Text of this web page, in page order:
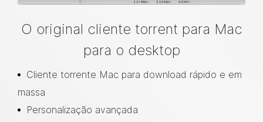
O original cliente torrent para Mac
para o desktop
Cliente torrente Mac para download rápido e em
massa
Personalização avançada